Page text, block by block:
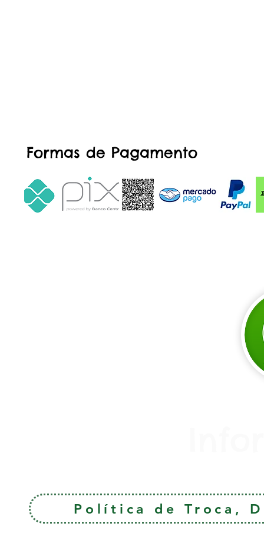
Formas de Pagamento
Política de Troca,